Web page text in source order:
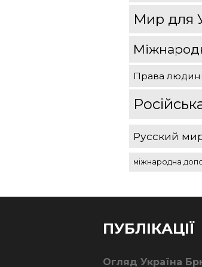
Мир для
Права
Русский
міжнародна
ПУБЛІКАЦІЇ
Огляд Україна